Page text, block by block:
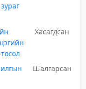
Хасагдсан
Шалгарсан